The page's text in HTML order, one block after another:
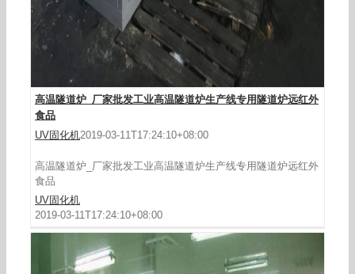
高温隧道炉_厂家批发工业高温隧道炉生产线专用隧道炉远红外
食品
UV固化机2019-03-11T17:24:10+08:00
高温隧道炉_厂家批发工业高温隧道炉生产线专用隧道炉远红外
食品
UV固化机
2019-03-11T17:24:10+08:00